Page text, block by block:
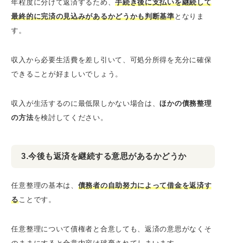
年程度に分けて返済するため、手続き後に支払いを継続して
最終的に完済の見込みがあるかどうかも判断基準となりま
す。
収入から必要生活費を差し引いて、可処分所得を充分に確保
できることが好ましいでしょう。
収入が生活するのに最低限しかない場合は、ほかの債務整理
の方法を検討してください。
3.今後も返済を継続する意思があるかどうか
任意整理の基本は、 債務者の自助努力によって借金を返済す
ることです。
任意整理について債権者と合意しても、返済の意思がなくそ